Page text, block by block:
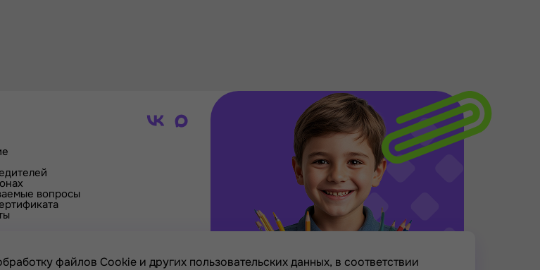
вопросы
файлов Cookie и других пользовательских данных, в соответствии